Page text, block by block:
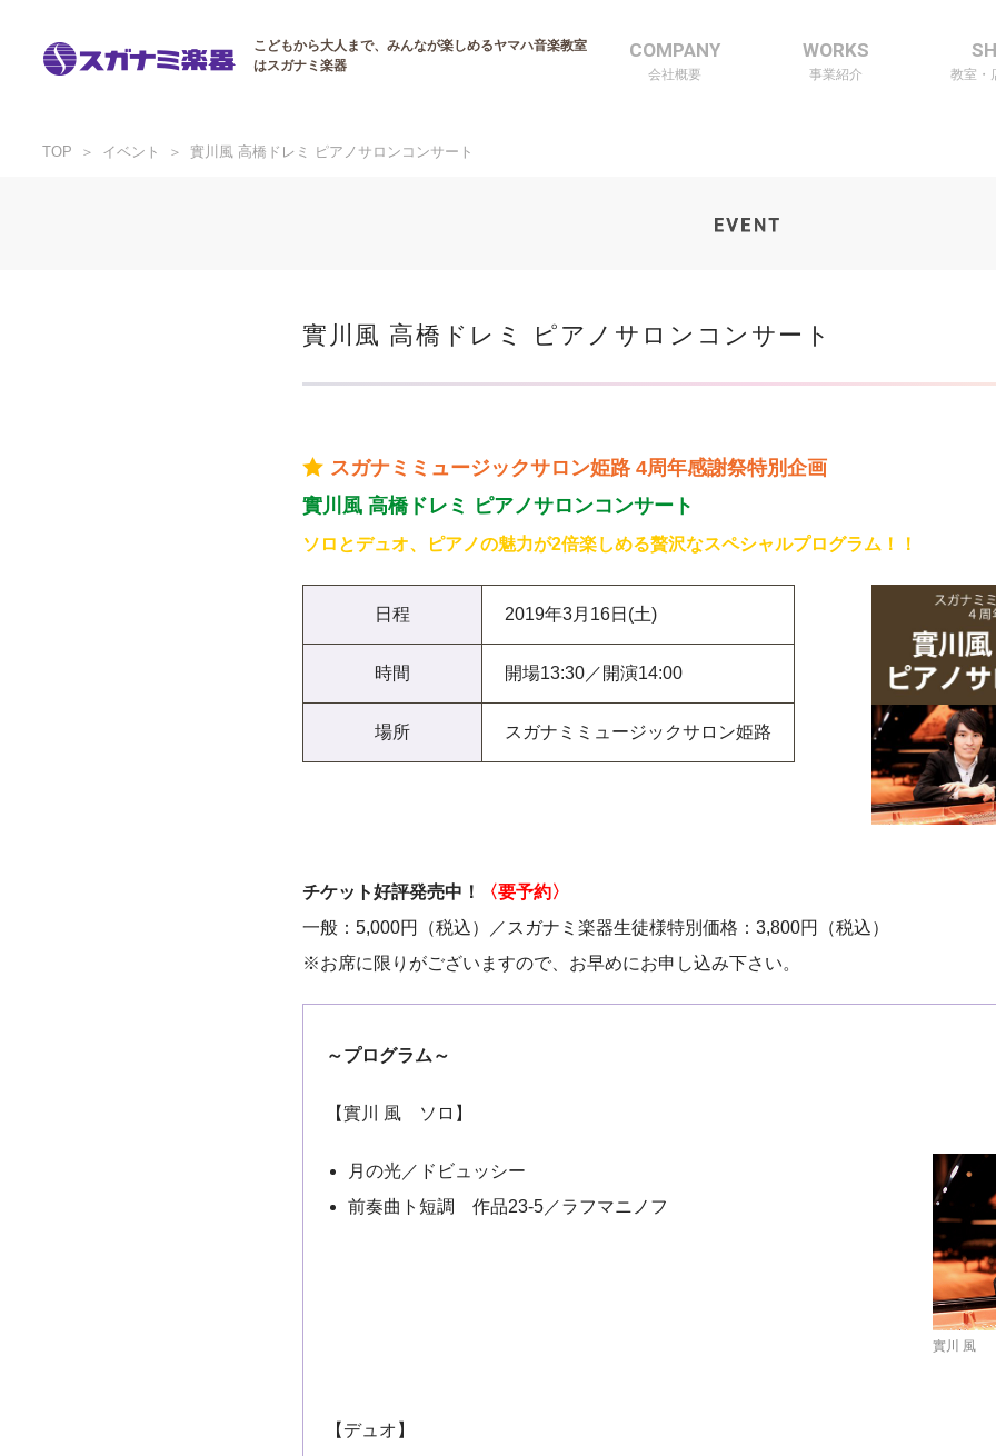
こどもから大人まで、みんなが楽しめるヤマハ音楽教室
はスガナミ楽器
COMPANY
会社概要
WORKS
事業紹介 教室・
TOP イベント 實川風 高橋ドレミ ピアノサロンコンサート
實川風 高橋ドレミ ピアノサロンコンサート
スガナミミュージックサロン姫路 4周年感謝祭特別企画
實川風 高橋ドレミ ピアノサロンコンサート
ソロとデュオ、ピアノの魅力が2倍楽しめる贅沢なスペシャルプログラム！！
日程 2019年3月16日(土)
時間 開場13:30／開演14:00
場所 スガナミミュージックサロン姫路
チケット好評発売中！
〈要予約〉
一般：5,000円（税込）／スガナミ楽器生徒様特別価格：3,800円（税込）
※お席に限りがございますので、お早めにお申し込み下さい。
～プログラム～
【實川 風 ソロ】
實川 風
月の光／ドビュッシー
前奏曲ト短調 作品23-5／ラフマニノフ
【デュオ】